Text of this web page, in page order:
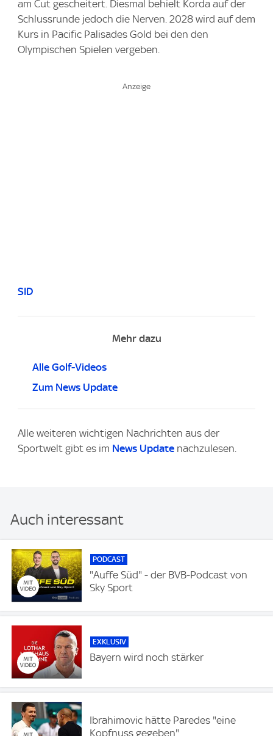
am Cut gescheitert. Diesmal behielt Korda auf der
Schlussrunde jedoch die Nerven. 2028 wird auf dem
Kurs in Pacific Palisades Gold bei den den
Olympischen Spielen vergeben.
SID
Mehr dazu
Alle Golf-Videos
Zum News Update
Alle weiteren wichtigen Nachrichten aus der
Sportwelt gibt es im News Update nachzulesen.
Auch interessant
PODCAST
"Auffe Süd" - der BVB-Podcast von
Sky Sport
EXKLUSIV
Bayern wird noch stärker
Ibrahimovic hätte Paredes "eine
Kopfnuss gegeben"